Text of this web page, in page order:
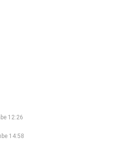
12:26
14:58